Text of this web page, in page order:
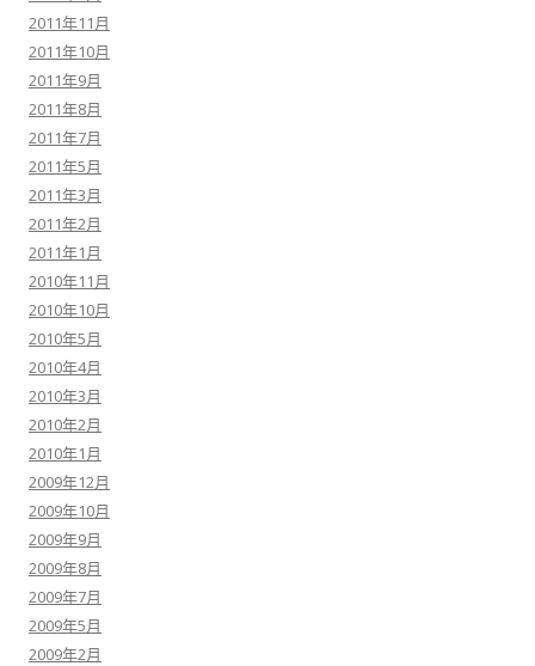
2011年11月
2011年10月
2011年9月
2011年8月
2011年7月
2011年5月
2011年3月
2011年2月
2011年1月
2010年11月
2010年10月
2010年5月
2010年4月
2010年3月
2010年2月
2010年1月
2009年12月
2009年10月
2009年9月
2009年8月
2009年7月
2009年5月
2009年2月